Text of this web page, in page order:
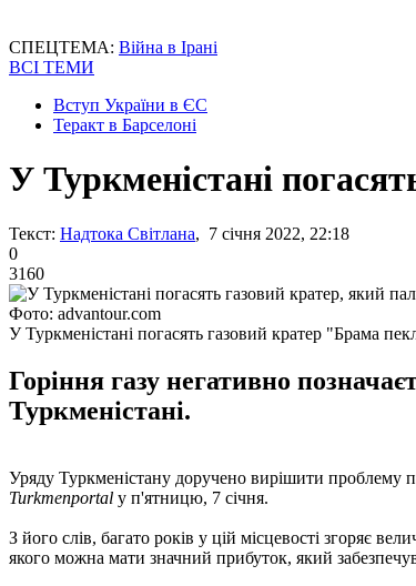
СПЕЦТЕМА: Війна в Ірані
ВСІ ТЕМИ
Вступ України в ЄС
Теракт в Барселоні
У Туркменістані
Текст: Надтока Світлана, 7 січня 2022, 22:18
0
3160
Фото: advantour.com
У Туркменістані погасять газовий кратер "Брама
Горіння газу негативно
Туркменістані.
Уряду Туркменістану доручено вирішити проблему
Turkmenportal у п'ятницю, 7 січня.
З його слів, багато років у цій місцевості згоряє
якого можна мати значний прибуток, який